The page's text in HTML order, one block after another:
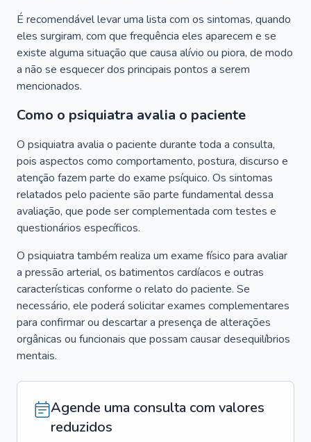
É recomendável levar uma lista com os sintomas, quando
eles surgiram, com que frequência eles aparecem e se
existe alguma situação que causa alívio ou piora, de modo
a não se esquecer dos principais pontos a serem
mencionados.
Como o psiquiatra avalia o paciente
O psiquiatra avalia o paciente durante toda a consulta,
pois aspectos como comportamento, postura, discurso e
atenção fazem parte do exame psíquico. Os sintomas
relatados pelo paciente são parte fundamental dessa
avaliação, que pode ser complementada com testes e
questionários específicos.
O psiquiatra também realiza um exame físico para avaliar
a pressão arterial, os batimentos cardíacos e outras
características conforme o relato do paciente. Se
necessário, ele poderá solicitar exames complementares
para confirmar ou descartar a presença de alterações
orgânicas ou funcionais que possam causar desequilíbrios
mentais.
Agende uma consulta com valores
reduzidos